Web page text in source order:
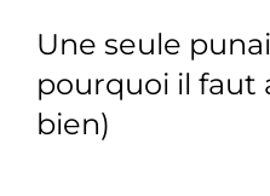
Une seule
pourquoi il faut
bien)